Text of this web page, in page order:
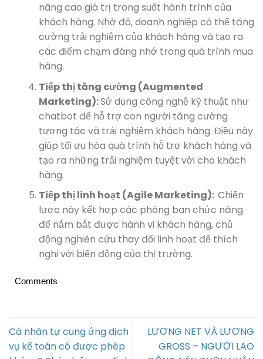
nâng cao giá trị trong suốt hành trình của
khách hàng. Nhờ đó, doanh nghiệp có thể tăng
cường trải nghiệm của khách hàng và tạo ra
các điểm chạm đáng nhớ trong quá trình mua
hàng.
Tiếp thị tăng cường (Augmented
Marketing):Sử dụng công nghệ kỹ thuật như
chatbot để hỗ trợ con người tăng cường
tương tác và trải nghiệm khách hàng. Điều này
giúp tối ưu hóa quá trình hỗ trợ khách hàng và
tạo ra những trải nghiệm tuyệt vời cho khách
hàng.
Tiếp thị linh hoạt (Agile Marketing): Chiến
lược này kết hợp các phòng ban chức năng
để nắm bắt được hành vi khách hàng, chủ
động nghiên cứu thay đổi linh hoạt để thích
nghi với biến động của thị trường.
Comments
Cá nhân tự cung ứng dịch
vụ kế toán có được phép
LƯƠNG NET VÀ LƯƠNG
GROSS – NGƯỜI LAO